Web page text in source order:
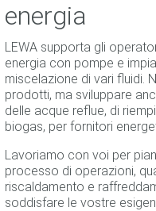
energia
LEWA supporta gli
energia con pompe e
miscelazione di vari fluidi.
prodotti, ma sviluppare
delle acque reflue, di
biogas, per fornitori
Lavoriamo con voi per
processo di operazioni,
riscaldamento e
soddisfare le vostre